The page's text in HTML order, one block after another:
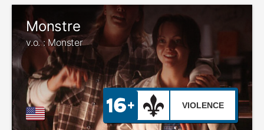
Monstre
v.o. : Monster
VIOLENCE